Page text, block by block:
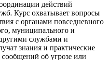
действий
Курс охватывает вопросы
с органами повседневного
муниципального и
службами и
знания и практические
об угрозе или